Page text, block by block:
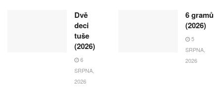
Dvě
deci
tuše
(2026)
6
SRPNA,
2026
6 gramů
(2026)
5
SRPNA,
2026